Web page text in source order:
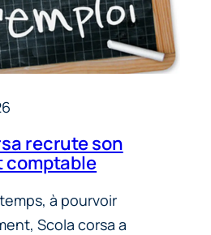
recrute son
à pourvoir
Scola corsa a